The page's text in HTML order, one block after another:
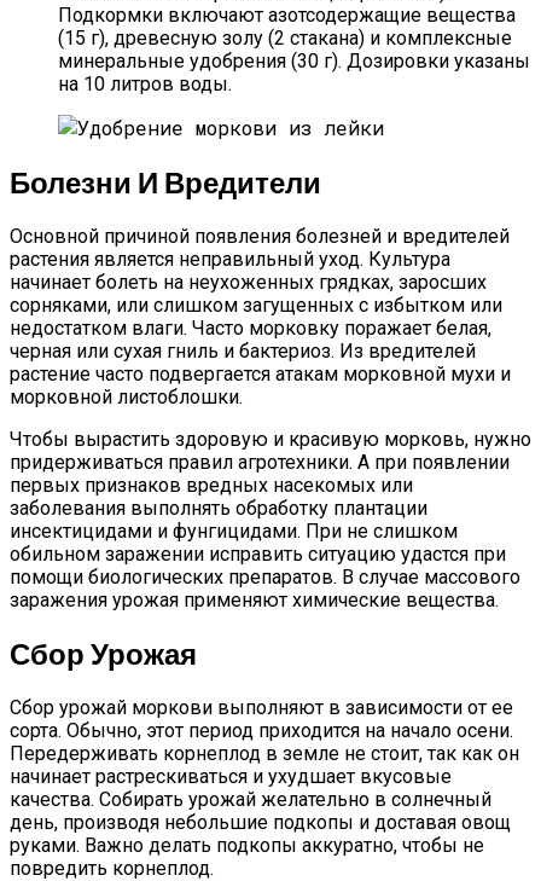
Подкормки включают азотсодержащие вещества
(15 г), древесную золу (2 стакана) и комплексные
минеральные удобрения (30 г). Дозировки указаны
на 10 литров воды.
Болезни И Вредители
Основной причиной появления болезней и вредителей
растения является неправильный уход. Культура
начинает болеть на неухоженных грядках, заросших
сорняками, или слишком загущенных с избытком или
недостатком влаги. Часто морковку поражает белая,
черная или сухая гниль и бактериоз. Из вредителей
растение часто подвергается атакам морковной мухи и
морковной листоблошки.
Чтобы вырастить здоровую и красивую морковь, нужно
придерживаться правил агротехники. А при появлении
первых признаков вредных насекомых или
заболевания выполнять обработку плантации
инсектицидами и фунгицидами. При не слишком
обильном заражении исправить ситуацию удастся при
помощи биологических препаратов. В случае массового
заражения урожая применяют химические вещества.
Сбор Урожая
Сбор урожай моркови выполняют в зависимости от ее
сорта. Обычно, этот период приходится на начало осени.
Передерживать корнеплод в земле не стоит, так как он
начинает растрескиваться и ухудшает вкусовые
качества. Собирать урожай желательно в солнечный
день, производя небольшие подкопы и доставая овощ
руками. Важно делать подкопы аккуратно, чтобы не
повредить корнеплод.